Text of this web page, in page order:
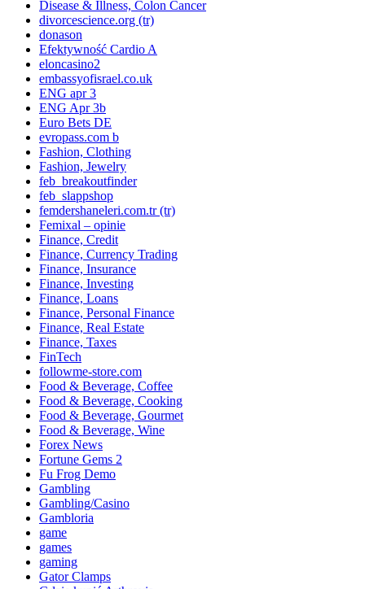
Disease & Illness, Colon Cancer
divorcescience.org (tr)
donason
Efektywność Cardio A
eloncasino2
embassyofisrael.co.uk
ENG apr 3
ENG Apr 3b
Euro Bets DE
evropass.com b
Fashion, Clothing
Fashion, Jewelry
feb_breakoutfinder
feb_slappshop
femdershaneleri.com.tr (tr)
Femixal – opinie
Finance, Credit
Finance, Currency Trading
Finance, Insurance
Finance, Investing
Finance, Loans
Finance, Personal Finance
Finance, Real Estate
Finance, Taxes
FinTech
followme-store.com
Food & Beverage, Coffee
Food & Beverage, Cooking
Food & Beverage, Gourmet
Food & Beverage, Wine
Forex News
Fortune Gems 2
Fu Frog Demo
Gambling
Gambling/Casino
Gambloria
game
games
gaming
Gator Clamps